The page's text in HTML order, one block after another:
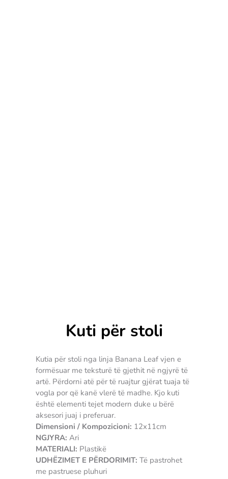
Kuti për stoli
Kutia për stoli nga linja Banana Leaf vjen e
formësuar me teksturë të gjethit në ngjyrë të
artë. Përdorni atë për të ruajtur gjërat tuaja të
vogla por që kanë vlerë të madhe. Kjo kuti
është elementi tejet modern duke u bërë
aksesori juaj i preferuar.
Dimensioni / Kompozicioni: 12x11cm
NGJYRA: Ari
MATERIALI: Plastikë
UDHËZIMET E PËRDORIMIT: Të pastrohet
me pastruese pluhuri